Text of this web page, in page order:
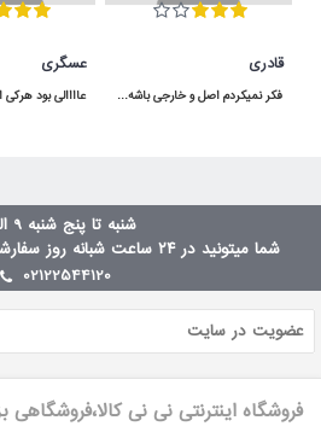
قادری
فکر نمیکردم اصل و خارجی باشه و اینقدر به موقع به دستم برسه برعکس بقیه ی پیجا که بد قولن
عسگری
شنبه تا پنج شنبه 9 الی 20
شما میتونید در ۲۴ ساعت شبانه روز سفارشات خود را آنلاین ثبت کنید
02122544120
فروشگاه اینترنتی نی نی کالا،فروشگاهی